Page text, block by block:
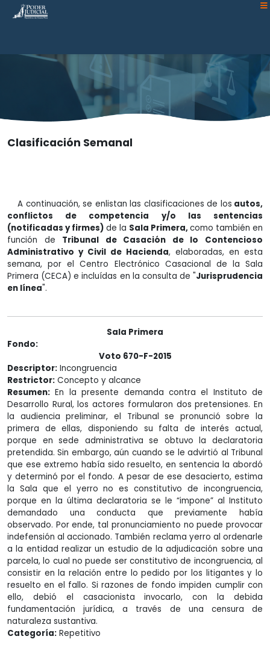
Atención:
Este
accesibilidad.
Clasificación Semanal
A continuación, se enlistan las clasificaciones de los autos,
conflictos de competencia y/o las sentencias
(notificadas y firmes) de la Sala Primera,como también en
función de Tribunal de Casación de lo Contencioso
Administrativo y Civil de Hacienda, elaboradas, en esta
semana, por el Centro Electrónico Casacional de la Sala
Primera (CECA) e incluídas en la consulta de "Jurisprudencia
en línea".
Sala Primera
Fondo:
Voto 670-F-2015
Descriptor: Incongruencia
Restrictor: Concepto y alcance
Resumen: En la presente demanda contra el Instituto de
Desarrollo Rural, los actores formularon dos pretensiones. En
la audiencia preliminar, el Tribunal se pronunció sobre la
primera de ellas, disponiendo su falta de interés actual,
porque en sede administrativa se obtuvo la declaratoria
pretendida. Sin embargo, aún cuando se le advirtió al Tribunal
que ese extremo había sido resuelto, en sentencia la abordó
y determinó por el fondo. A pesar de ese desacierto, estima
la Sala que el yerro no es constitutivo de incongruencia,
porque en la última declaratoria se le “impone” al Instituto
demandado una conducta que previamente había
observado. Por ende, tal pronunciamiento no puede provocar
indefensión al accionado. También reclama yerro al ordenarle
a la entidad realizar un estudio de la adjudicación sobre una
parcela, lo cual no puede ser constitutivo de incongruencia, al
consistir en la relación entre lo pedido por los litigantes y lo
resuelto en el fallo. Si razones de fondo impiden cumplir con
ello, debió el casacionista invocarlo, con la debida
fundamentación jurídica, a través de una censura de
naturaleza sustantiva.
Categoría: Repetitivo